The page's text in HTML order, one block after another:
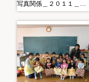
写真関係＿２０１１＿０４＿２８ ｆｒｏｍ西田